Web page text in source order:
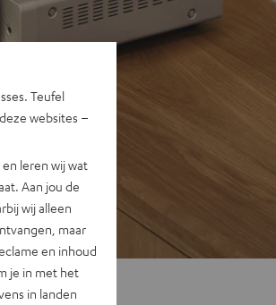
Teufel
websites –
leren wij wat
Aan jou de
wij alleen
maar
en inhoud
je in met het
in landen